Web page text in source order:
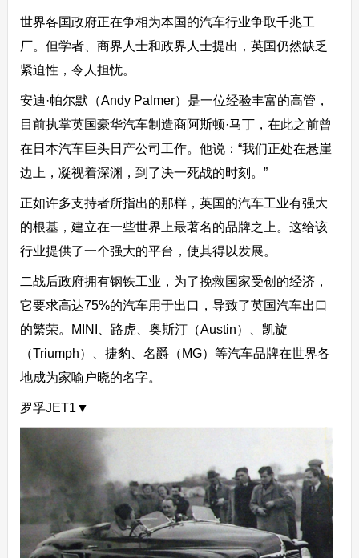
世界各国政府正在争相为本国的汽车行业争取千兆工
厂。但学者、商界人士和政界人士提出，英国仍然缺乏
紧迫性，令人担忧。
安迪·帕尔默（Andy Palmer）是一位经验丰富的高管，
目前执掌英国豪华汽车制造商阿斯顿·马丁，在此之前曾
在日本汽车巨头日产公司工作。他说：“我们正处在悬崖
边上，凝视着深渊，到了决一死战的时刻。”
正如许多支持者所指出的那样，英国的汽车工业有强大
的根基，建立在一些世界上最著名的品牌之上。这给该
行业提供了一个强大的平台，使其得以发展。
二战后政府拥有钢铁工业，为了挽救国家受创的经济，
它要求高达75%的汽车用于出口，导致了英国汽车出口
的繁荣。MINI、路虎、奥斯汀（Austin）、凯旋
（Triumph）、捷豹、名爵（MG）等汽车品牌在世界各
地成为家喻户晓的名字。
罗孚JET1▼